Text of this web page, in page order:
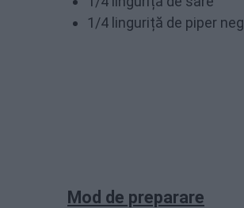
1/4 linguriță de piper
Mod de preparare